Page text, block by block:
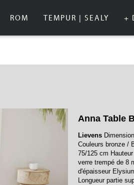
ROM TEMPUR | SEALY +
Anna Table
Lievens
Couleurs bronze /
75/125 cm
verre trempé de 8
d'épaisseur
Longueur partie